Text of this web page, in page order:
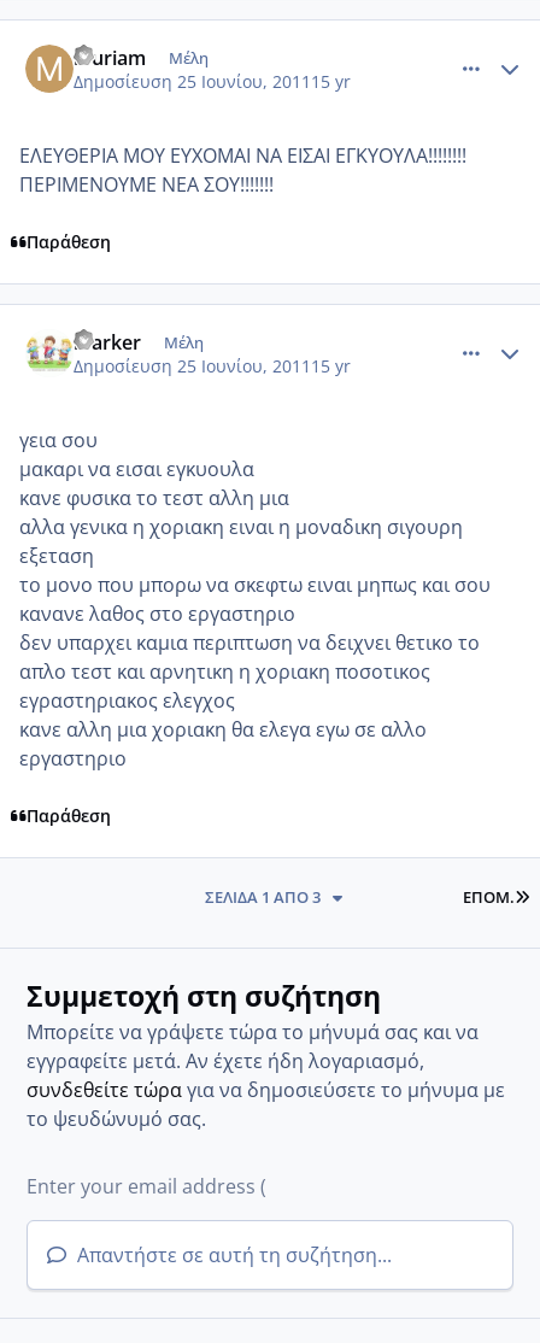
muriam Μέλη
Δημοσίευση 25 Ιουνίου, 2011 15 yr
ΕΛΕΥΘΕΡΙΑ ΜΟΥ ΕΥΧΟΜΑΙ ΝΑ ΕΙΣΑΙ ΕΓΚΥΟΥΛΑ!!!!!!!!
ΠΕΡΙΜΕΝΟΥΜΕ ΝΕΑ ΣΟΥ!!!!!!!
Παράθεση
marker Μέλη
Δημοσίευση 25 Ιουνίου, 2011 15 yr
γεια σου
μακαρι να εισαι εγκυουλα
κανε φυσικα το τεστ αλλη μια
αλλα γενικα η χοριακη ειναι η μοναδικη σιγουρη
εξεταση
το μονο που μπορω να σκεφτω ειναι μηπως και σου
κανανε λαθος στο εργαστηριο
δεν υπαρχει καμια περιπτωση να δειχνει θετικο το
απλο τεστ και αρνητικη η χοριακη ποσοτικος
εγραστηριακος ελεγχος
κανε αλλη μια χοριακη θα ελεγα εγω σε αλλο
εργαστηριο
Παράθεση
ΕΠΌΜ.
ΣΕΛΊΔΑ 1 ΑΠΌ 3
Συμμετοχή στη συζήτηση
Μπορείτε να γράψετε τώρα το μήνυμά σας και να
εγγραφείτε μετά. Αν έχετε ήδη λογαριασμό,
συνδεθείτε τώραγια να δημοσιεύσετε το μήνυμα με
το ψευδώνυμό σας.
Απαντήστε σε αυτή τη συζήτηση...